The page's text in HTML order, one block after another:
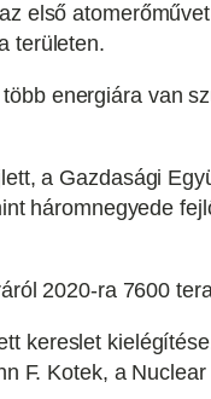
első
területen.
energiára van
a Gazdasági
háromnegyede
2020-ra 7600
kereslet
F. Kotek, a